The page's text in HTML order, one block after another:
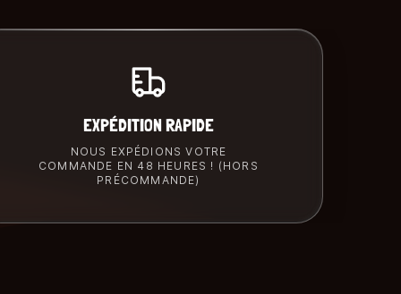
EXPÉDITION RAPIDE
NOUS EXPÉDIONS VOTRE
COMMANDE EN 48 HEURES ! (HORS
PRÉCOMMANDE)